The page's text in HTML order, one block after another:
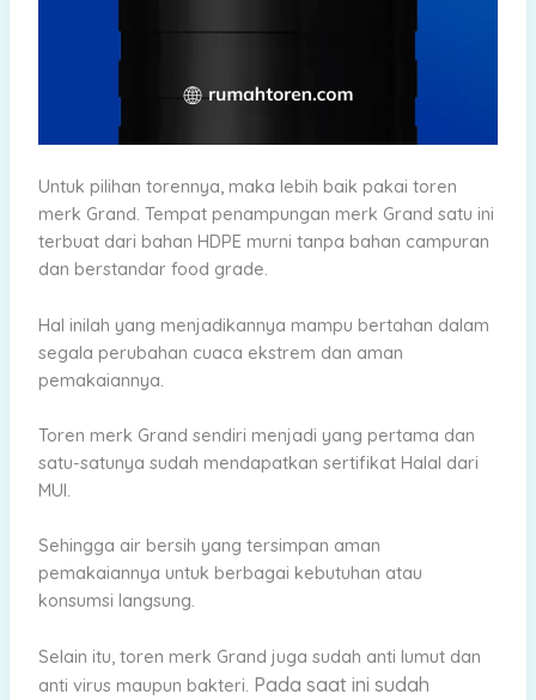
Untuk pilihan torennya, maka lebih baik pakai toren
merk Grand. Tempat penampungan merk Grand satu ini
terbuat dari bahan HDPE murni tanpa bahan campuran
dan berstandar food grade.
Hal inilah yang menjadikannya mampu bertahan dalam
segala perubahan cuaca ekstrem dan aman
pemakaiannya.
Toren merk Grand sendiri menjadi yang pertama dan
satu-satunya sudah mendapatkan sertifikat Halal dari
MUI.
Sehingga air bersih yang tersimpan aman
pemakaiannya untuk berbagai kebutuhan atau
konsumsi langsung.
Selain itu, toren merk Grand juga sudah anti lumut dan
anti virus maupun bakteri. Pada saat ini sudah